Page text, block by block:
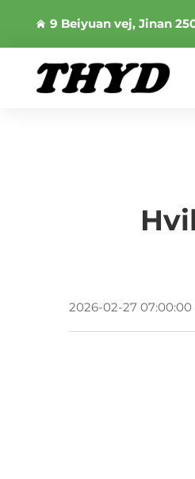
9 Beiyuan vej, Jinan
2026-02-27 07:00:00